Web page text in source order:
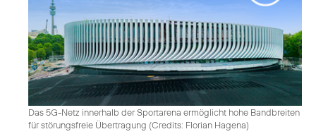
Das 5G-Netz innerhalb der Sportarena ermöglicht hohe Bandbreiten
für störungsfreie Übertragung (Credits: Florian Hagena)